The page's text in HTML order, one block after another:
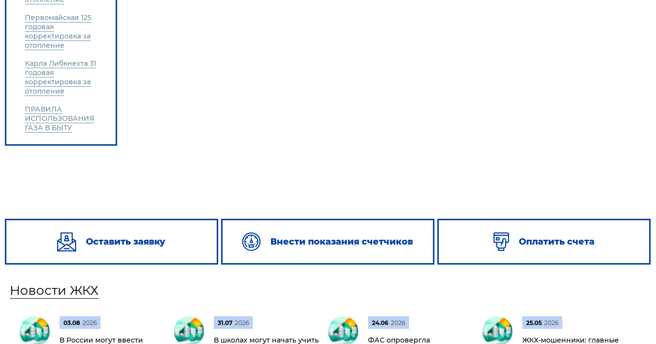
Первомайская 125
годовая
корректировка за
отопление
Карла Либкнехта 31
годовая
корректировка за
отопление
ПРАВИЛА
ИСПОЛЬЗОВАНИЯ
ГАЗА В БЫТУ
Оставить заявку Внести показания счетчиков Оплатить счета
Новости ЖКХ
03.08 2026
В России могут ввести
31.07 2026
В школах могут начать учить
24.06 2026
ФАС опровергла
25.05 2026
ЖКХ-мошенники: главные